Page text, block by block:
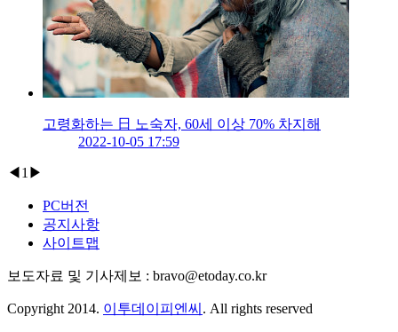
고령화하는 日 노숙자, 60세 이상 70% 차지해
2022-10-05 17:59
◀ 1 ▶
PC버전
공지사항
사이트맵
보도자료 및 기사제보 : bravo@etoday.co.kr
Copyright 2014. 이투데이피엔씨 . All rights reserved